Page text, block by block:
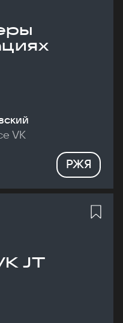
VK
РЖЯ
JT